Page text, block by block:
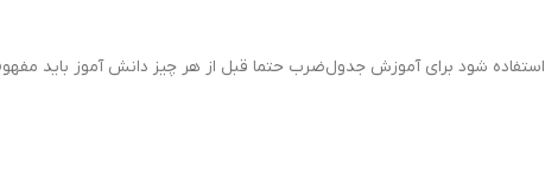
شود برای آموزش جدول‌ضرب حتما قبل از هر چیز دانش آموز باید